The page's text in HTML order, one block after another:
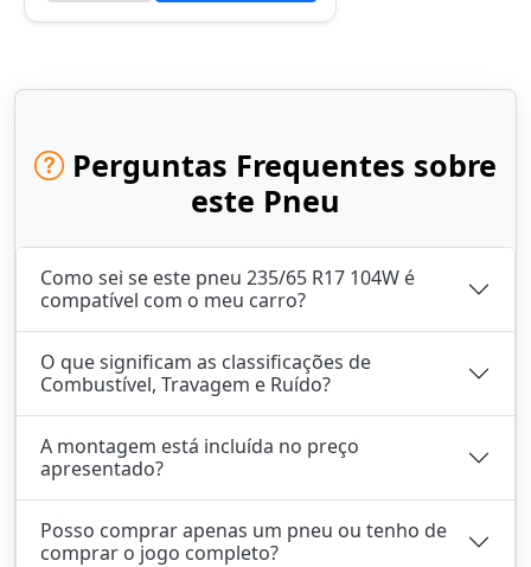
Perguntas Frequentes sobre
este Pneu
Como sei se este pneu 235/65 R17 104W é
compatível com o meu carro?
O que significam as classificações de
Combustível, Travagem e Ruído?
A montagem está incluída no preço
apresentado?
Posso comprar apenas um pneu ou tenho de
comprar o jogo completo?